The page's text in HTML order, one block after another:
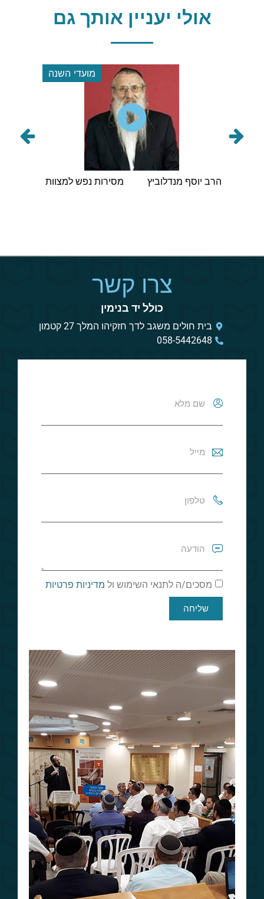
אולי יעניין אותך גם
מועדי השנה
הרב יוסף מנדלוביץ מסירות נפש למצוות
צרו קשר
כולל יד בנימין
בית חולים משגב לדך חזקיהו המלך 27 קטמון
058-5442648
מסכים/ה לתנאי השימוש ול מדיניות פרטיות
שליחה